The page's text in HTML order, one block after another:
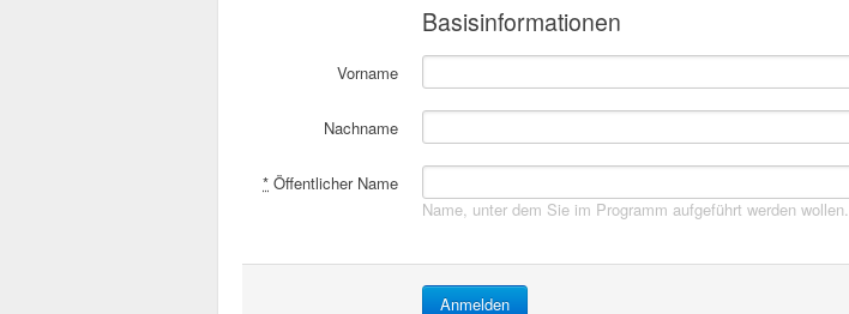
Basisinformationen
Vorname
Nachname
* Öffentlicher Name
Name, unter dem Sie im Programm aufgeführt werden wollen.